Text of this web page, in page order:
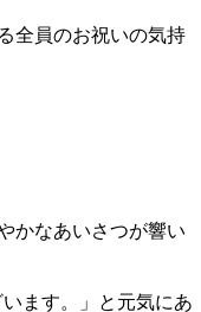
全員のお祝いの気持
かなあいさつが響い
ます。」と元気にあ